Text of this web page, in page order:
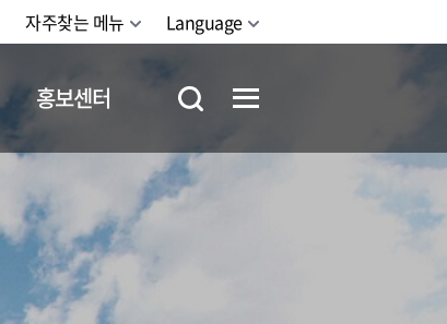
자주찾는 메뉴 Language
홍보센터